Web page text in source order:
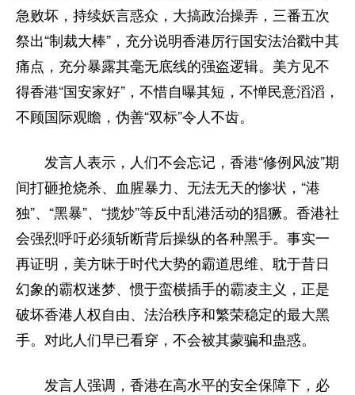
急败坏，持续妖言惑众，大搞政治操弄，三番五次
祭出“制裁大棒”，充分说明香港厉行国安法治戳中其
痛点，充分暴露其毫无底线的强盗逻辑。美方见不
得香港“国安家好”，不惜自曝其短，不惮民意滔滔，
不顾国际观瞻，伪善“双标”令人不齿。
发言人表示，人们不会忘记，香港“修例风波”期
间打砸抢烧杀、血腥暴力、无法无天的惨状，“港
独”、“黑暴”、“揽炒”等反中乱港活动的猖獗。香港社
会强烈呼吁必须斩断背后操纵的各种黑手。事实一
再证明，美方昧于时代大势的霸道思维、耽于昔日
幻象的霸权迷梦、惯于蛮横插手的霸凌主义，正是
破坏香港人权自由、法治秩序和繁荣稳定的最大黑
手。对此人们早已看穿，不会被其蒙骗和蛊惑。
发言人强调，香港在高水平的安全保障下，必